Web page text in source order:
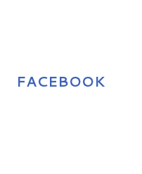
FACEBOOK